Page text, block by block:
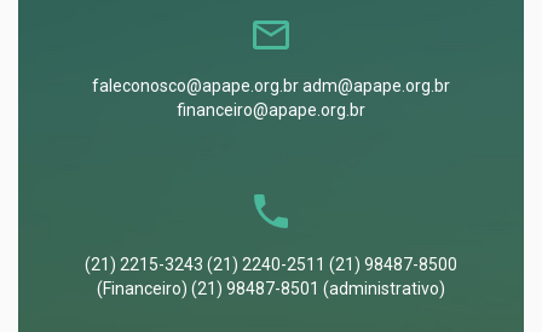
faleconosco@apape.org.br adm@apape.org.br
financeiro@apape.org.br
(21) 2215-3243 (21) 2240-2511 (21) 98487-8500
(Financeiro) (21) 98487-8501 (administrativo)